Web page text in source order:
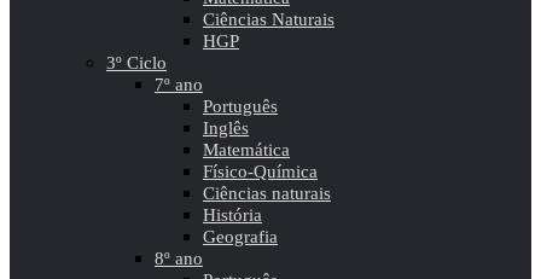
Ciências Naturais
HGP
3º Ciclo
7º ano
Português
Inglês
Matemática
Físico-Química
Ciências naturais
História
Geografia
8º ano